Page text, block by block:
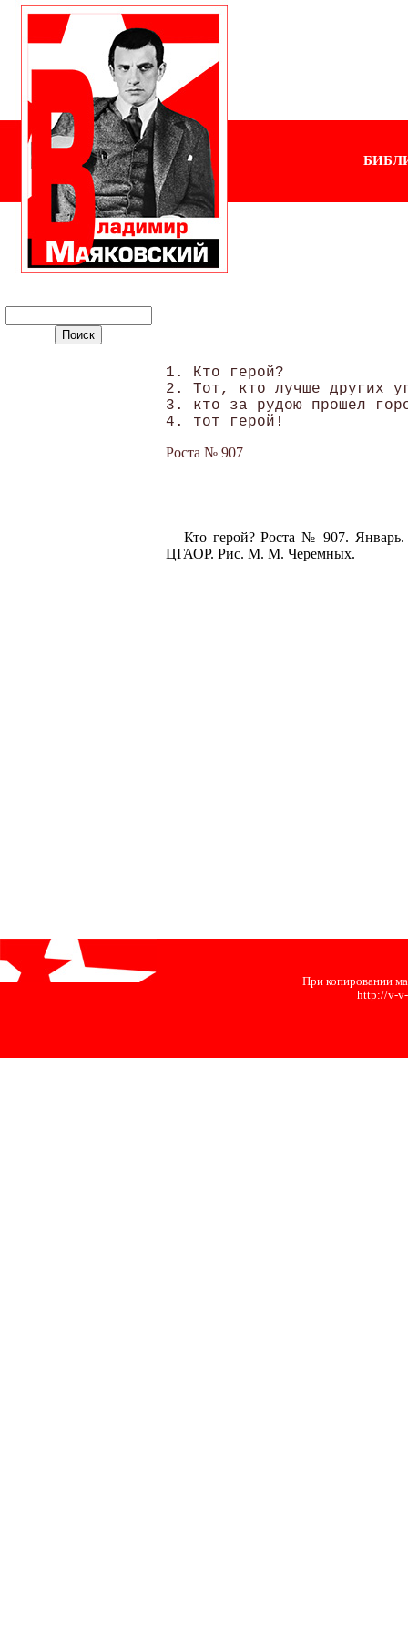
1. Кто герой?
2. Тот, кто лучше других
3. кто за рудою прошел
Роста № 907
Кто герой? Роста № 907.
ЦГАОР. Рис. М. М. Черемных.
При копировании
http://v-v-